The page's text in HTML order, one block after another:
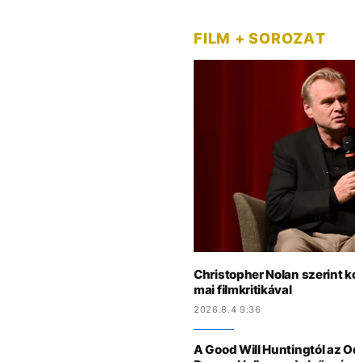
FILM + SOROZAT
Christopher Nolan szerint
mai filmkritikával
2026.8.4 9:36
A Good Will Huntingtól az